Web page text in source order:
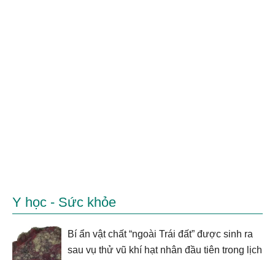
Y học - Sức khỏe
Bí ẩn vật chất “ngoài Trái đất” được sinh ra
sau vụ thử vũ khí hạt nhân đầu tiên trong lịch